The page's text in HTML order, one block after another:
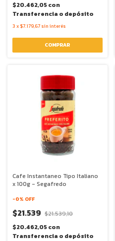
$20.462,05con
Transferencia o depósito
3 x $7.179,67 sin interés
Cafe Instantaneo Tipo Italiano
x 100g - Segafredo
-0% OFF
$21.539 $21.539,10
$20.462,05con
Transferencia o depósito